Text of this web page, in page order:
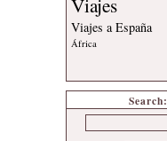
Viajes
Viajes a España
África
Search: